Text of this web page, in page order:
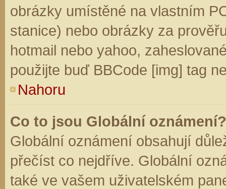
obrázky umístěné na vlastním
stanice) nebo obrázky za
hotmail nebo yahoo,
použijte buď BBCode [img] tag
Nahoru
Co to jsou Globální oznámení?
Globální oznámení obsahují
přečíst co nejdříve. Globální
také ve vašem uživatelském